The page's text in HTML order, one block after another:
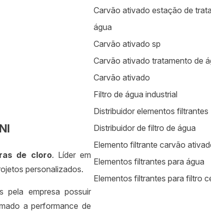
de cloro. Líder em
personalizados.
pela empresa possuir
a performance de
Carvão ativado estação de
água
Carvão ativado sp
Carvão ativado tratamento de
Carvão ativado
Filtro de água industrial
Distribuidor elementos filtrantes
Distribuidor de filtro de água
Elemento filtrante carvão
Elementos filtrantes para água
Elementos filtrantes para filtro